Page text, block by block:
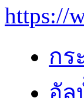
https://
กร
อัล